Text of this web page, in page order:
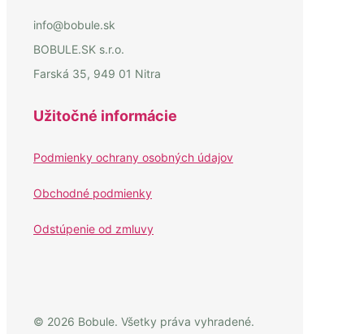
info@bobule.sk
BOBULE.SK s.r.o.
Farská 35, 949 01 Nitra
Užitočné informácie
Podmienky ochrany osobných údajov
Obchodné podmienky
Odstúpenie od zmluvy
© 2026 Bobule. Všetky práva vyhradené.